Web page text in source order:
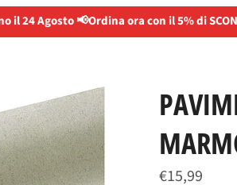
il 24 Agosto 📢Ordina ora con il 5% di
Prezzo
€15,99